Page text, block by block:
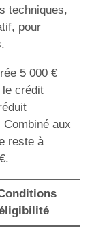
techniques,
pour
5 000 €
le crédit
aux
reste à